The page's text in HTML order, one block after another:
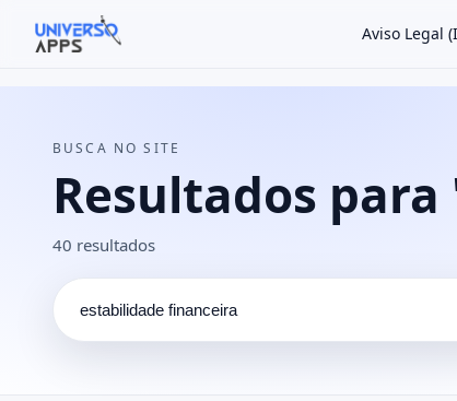
Aviso Legal
Buscar no site
BUSCA NO SITE
Resultados para
40 resultados